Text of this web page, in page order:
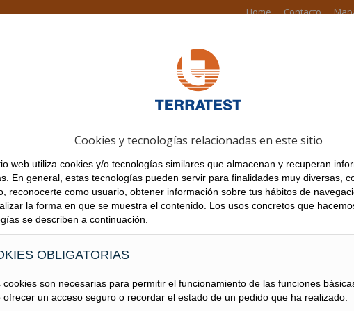
Home Contacto
EN EL MUNDO NOTICIAS
PLAN DE
Conjunto de GTCEISU CONSTRUCCIÓN, S.A.U.,
S.L.U. y TERRATEST, S.A.U.
Cookies y tecnologías relacionadas en este sitio
web utiliza cookies y/o tecnologías similares que almacenan y recuperan
En general, estas tecnologías pueden servir para finalidades muy diversas,
reconocerte como usuario, obtener información sobre tus hábitos de
la forma en que se muestra el contenido. Los usos concretos que
se describen a continuación.
OBLIGATORIAS
cookies son necesarias para permitir el funcionamiento de las funciones
ofrecer un acceso seguro o recordar el estado de un pedido que ha realizado.